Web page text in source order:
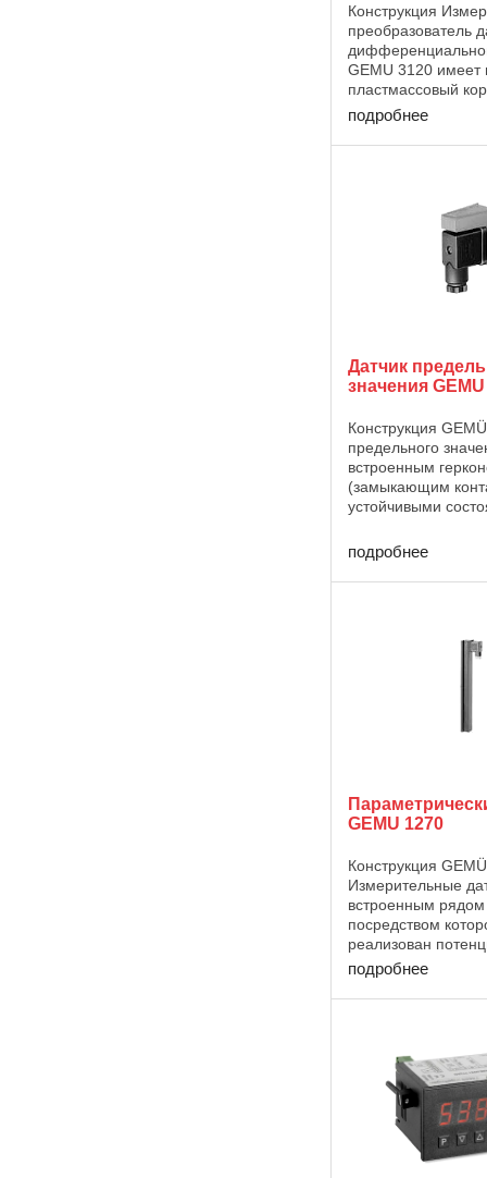
Конструкция
преобразователь
GEMU 3120 имеет
пластмассовый
предназначен для
0-1 бар до 0-10
является
подробнее
Датчик
значения
Конструкция
предельного
встроенным
(замыкающим
устойчивыми
независимо от
давления,
концентрации или
подробнее
GEMU 1270
Конструкция
Измерительные
встроенным рядом
посредством
реализован
кОм).
независимо от
давления,
подробнее